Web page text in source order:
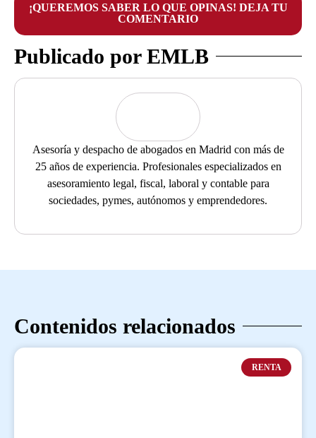
¡QUEREMOS SABER LO QUE OPINAS! DEJA TU
COMENTARIO
Publicado por EMLB
Asesoría y despacho de abogados en Madrid con más de
25 años de experiencia. Profesionales especializados en
asesoramiento legal, fiscal, laboral y contable para
sociedades, pymes, autónomos y emprendedores.
Contenidos relacionados
RENTA